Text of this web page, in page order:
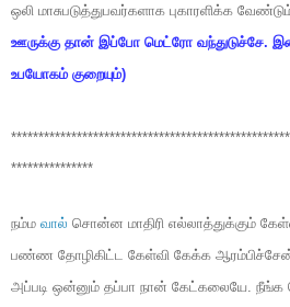
ஒலி மாசுபடுத்துபவர்களாக புகாரளிக்க
ஊருக்கு தான் இப்போ மெட்ரோ வந்துடுச்சே.
உபயோகம் குறையும்)
***************
நம்ம வால் சொன்ன மாதிரி எல்லாத்துக்கும்
பண்ண தோழிகிட்ட கேள்வி கேக்க
அப்படி ஒன்னும் தப்பா நான் கேட்கலையே. நீங்க